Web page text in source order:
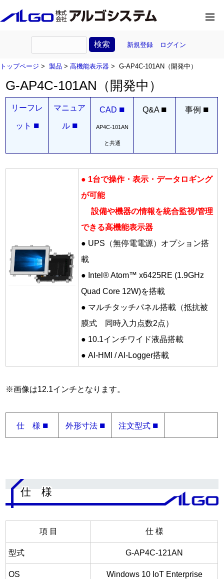
新規登録 ログイン
トップページ > 製品 > 高機能表示器 > G-AP4C-101AN（開発中）
G-AP4C-101AN（開発中）
リーフレ
ット ■
マニュア
ル ■
CAD ■
AP4C-101AN
と共通
Q&A ■ 事例 ■
● 1台で操作・表示・データロギング
が可能
設備や機器の情報を統合監視/管理
できる高機能表示器
● UPS（無停電電源）オプション搭
載
● Intel® Atom™ x6425RE (1.9GHz
Quad Core 12W)を搭載
● マルチタッチパネル搭載（抵抗被
膜式 同時入力点数2点）
● 10.1インチワイド液晶搭載
● AI-HMI / AI-Logger搭載
※画像は12.1インチとなります。
仕 様 ■ 外形寸法 ■ 注文型式 ■
仕 様
項 目 仕 様
型式 G-AP4C-121AN
OS
Windows 10 IoT Enterprise